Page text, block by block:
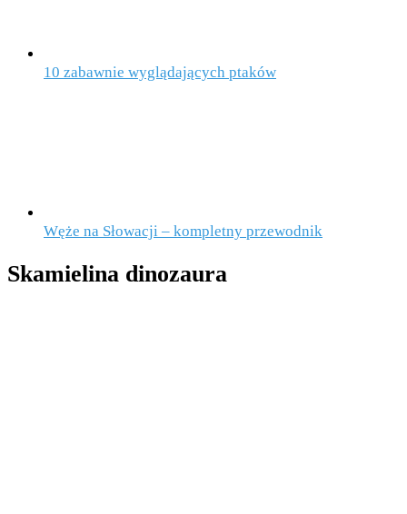
10 zabawnie wyglądających ptaków
Węże na Słowacji – kompletny przewodnik
Skamielina dinozaura